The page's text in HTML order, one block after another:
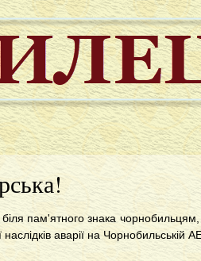
пам'ятного знака чорнобильцям,
аварії на Чорнобильській